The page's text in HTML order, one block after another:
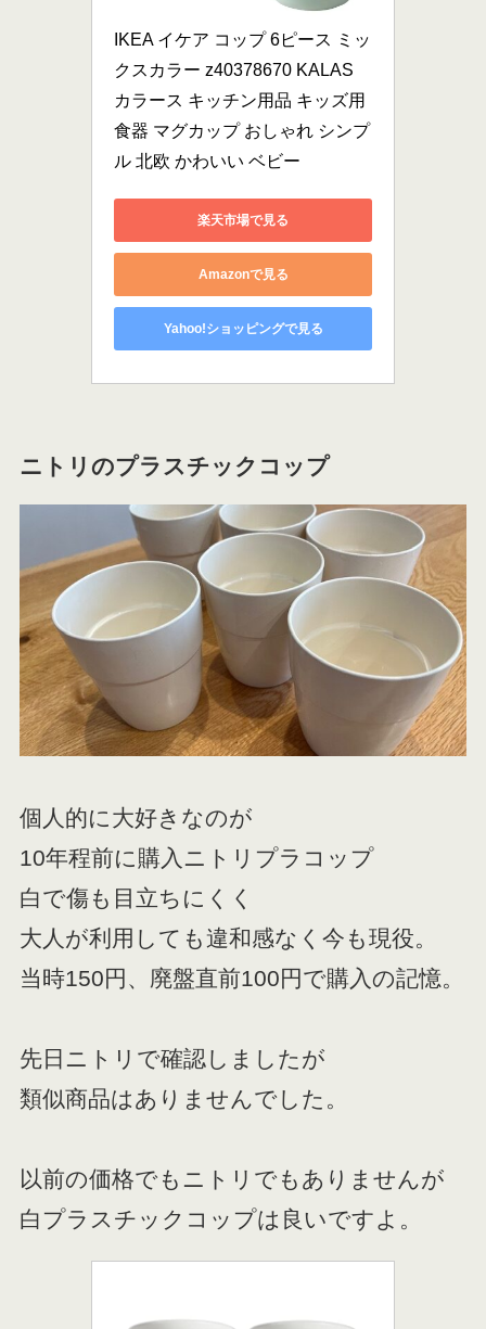
IKEA イケア コップ 6ピース ミッ
クスカラー z40378670 KALAS
カラース キッチン用品 キッズ用
食器 マグカップ おしゃれ シンプ
ル 北欧 かわいい ベビー
楽天市場で見る
Amazonで見る
Yahoo!ショッピングで見る
ニトリのプラスチックコップ
個人的に大好きなのが
10年程前に購入ニトリプラコップ
白で傷も目立ちにくく
大人が利用しても違和感なく今も現役。
当時150円、廃盤直前100円で購入の記憶。
先日ニトリで確認しましたが
類似商品はありませんでした。
以前の価格でもニトリでもありませんが
白プラスチックコップは良いですよ。